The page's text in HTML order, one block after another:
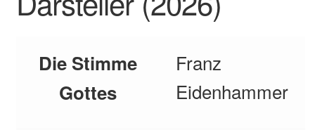
Sponsoren
Die Stimme
Gottes
Franz
Eidenhammer